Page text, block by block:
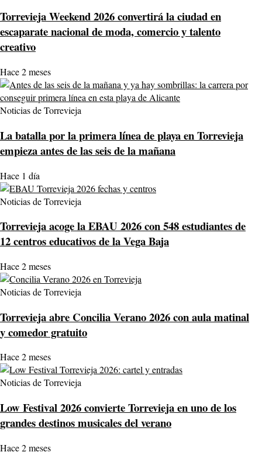
Torrevieja Weekend 2026 convertirá la ciudad en
escaparate nacional de moda, comercio y talento
creativo
Hace 2 meses
Noticias de Torrevieja
La batalla por la primera línea de playa en Torrevieja
empieza antes de las seis de la mañana
Hace 1 día
Noticias de Torrevieja
Torrevieja acoge la EBAU 2026 con 548 estudiantes de
12 centros educativos de la Vega Baja
Hace 2 meses
Noticias de Torrevieja
Torrevieja abre Concilia Verano 2026 con aula matinal
y comedor gratuito
Hace 2 meses
Noticias de Torrevieja
Low Festival 2026 convierte Torrevieja en uno de los
grandes destinos musicales del verano
Hace 2 meses